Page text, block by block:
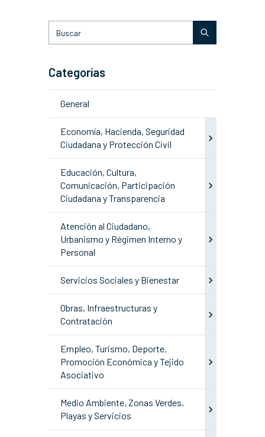
Categorías
General
Economía, Hacienda, Seguridad
Ciudadana y Protección Civil
Educación, Cultura,
Comunicación, Participación
Ciudadana y Transparencia
Atención al Ciudadano,
Urbanismo y Régimen Interno y
Personal
Servicios Sociales y Bienestar
Obras, Infraestructuras y
Contratación
Empleo, Turismo, Deporte,
Promoción Económica y Tejido
Asociativo
Medio Ambiente, Zonas Verdes,
Playas y Servicios